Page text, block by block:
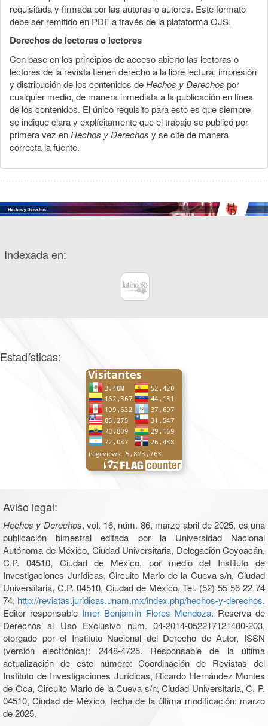
requisitada y firmada por las autoras o autores. Este formato
debe ser remitido en PDF a través de la plataforma OJS.
Derechos de lectoras o lectores
Con base en los principios de acceso abierto las lectoras o
lectores de la revista tienen derecho a la libre lectura, impresión
y distribución de los contenidos deHechos y Derechos por
cualquier medio, de manera inmediata a la publicación en línea
de los contenidos. El único requisito para esto es que siempre
se indique clara y explícitamente que el trabajo se publicó por
primera vez enHechos y Derechos y se cite de manera
correcta la fuente.
Indexada en:
Estadísticas:
Aviso legal:
Hechos y Derechos, vol. 16, núm. 86, marzo-abril de 2025, es una
publicación bimestral editada por la Universidad Nacional
Autónoma de México, Ciudad Universitaria, Delegación Coyoacán,
C.P. 04510, Ciudad de México, por medio del Instituto de
Investigaciones Jurídicas, Circuito Mario de la Cueva s/n, Ciudad
Universitaria, C.P. 04510, Ciudad de México, Tel. (52) 55 56 22 74
74, http://revistas.juridicas.unam.mx/index.php/hechos-y-derechos.
Editor responsable Imer Benjamín Flores Mendoza. Reserva de
Derechos al Uso Exclusivo núm. 04-2014-052217121400-203,
otorgado por el Instituto Nacional del Derecho de Autor, ISSN
(versión electrónica): 2448-4725. Responsable de la última
actualización de este número: Coordinación de Revistas del
Instituto de Investigaciones Jurídicas, Ricardo Hernández Montes
de Oca, Circuito Mario de la Cueva s/n, Ciudad Universitaria, C. P.
04510, Ciudad de México, fecha de la última modificación: marzo
de 2025.